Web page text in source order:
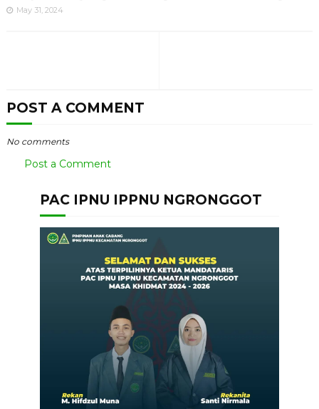
May 31, 2024
POST A COMMENT
No comments
Post a Comment
PAC IPNU IPPNU NGRONGGOT